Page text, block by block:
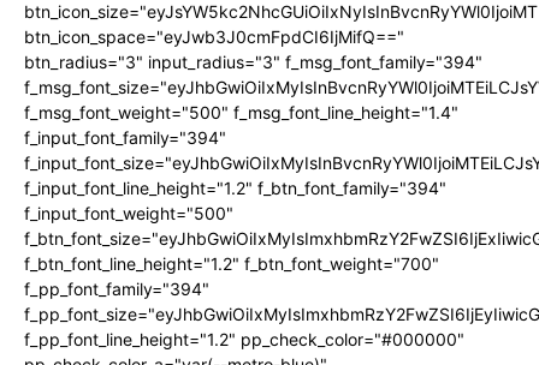
btn_icon_space="eyJwb3J0cmFpdCI6IjMifQ=="
btn_radius="3" input_radius="3" f_msg_font_family="394"
f_msg_font_weight="500" f_msg_font_line_height="1.4"
f_input_font_family="394"
f_input_font_line_height="1.2" f_btn_font_family="394"
f_input_font_weight="500"
f_btn_font_line_height="1.2" f_btn_font_weight="700"
f_pp_font_family="394"
f_pp_font_line_height="1.2" pp_check_color="#000000"